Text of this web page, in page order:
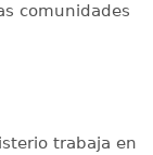
comunidades
trabaja en